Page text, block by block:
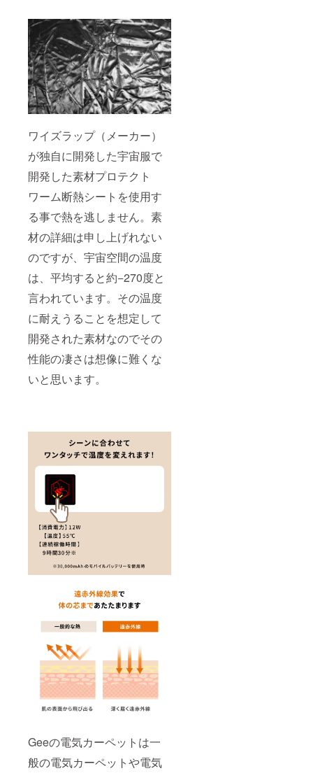
ワイズラップ（メーカー）
が独自に開発した宇宙服で
開発した素材プロテクト
ワーム断熱シートを使用す
る事で熱を逃しません。素
材の詳細は申し上げれない
のですが、宇宙空間の温度
は、平均すると約−270度と
言われています。その温度
に耐えうることを想定して
開発された素材なのでその
性能の凄さは想像に難くな
いと思います。
Geeの電気カーペットは一
般の電気カーペットや電気